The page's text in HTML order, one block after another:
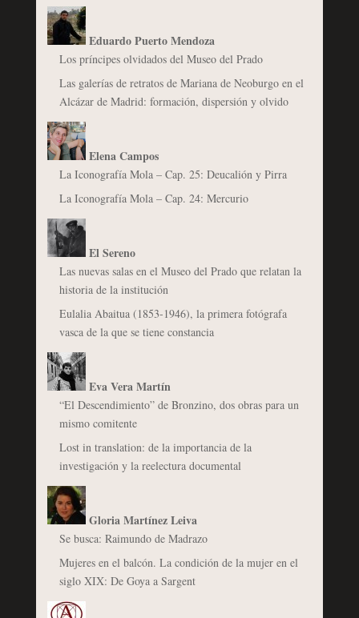
Eduardo Puerto Mendoza
Los príncipes olvidados del Museo del Prado
Las galerías de retratos de Mariana de Neoburgo en el
Alcázar de Madrid: formación, dispersión y olvido
Elena Campos
La Iconografía Mola – Cap. 25: Deucalión y Pirra
La Iconografía Mola – Cap. 24: Mercurio
El Sereno
Las nuevas salas en el Museo del Prado que relatan la
historia de la institución
Eulalia Abaitua (1853-1946), la primera fotógrafa
vasca de la que se tiene constancia
Eva Vera Martín
“El Descendimiento” de Bronzino, dos obras para un
mismo comitente
Lost in translation: de la importancia de la
investigación y la reelectura documental
Gloria Martínez Leiva
Se busca: Raimundo de Madrazo
Mujeres en el balcón. La condición de la mujer en el
siglo XIX: De Goya a Sargent